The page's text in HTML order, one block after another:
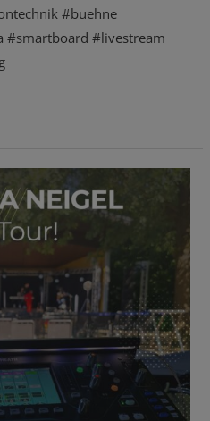
#buehne
#smartboard #livestream